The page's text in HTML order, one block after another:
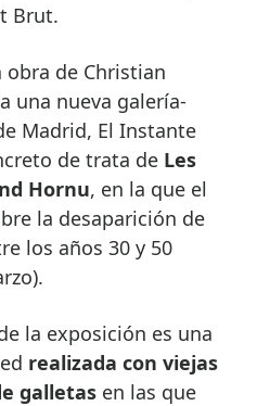
Brut.
obra de Christian
una nueva galería-
Madrid, El Instante
de trata de Les
Hornu, en la que el
la desaparición de
los años 30 y 50
la exposición es una
realizada con viejas
galletas en las que